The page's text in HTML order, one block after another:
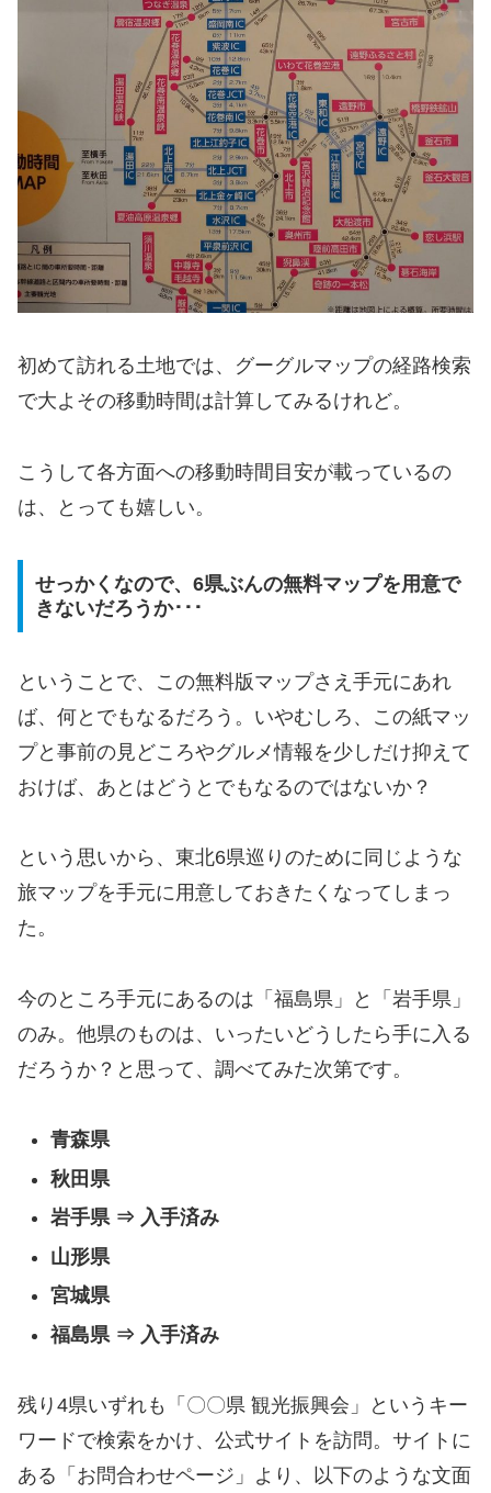
初めて訪れる土地では、グーグルマップの経路検索
で大よその移動時間は計算してみるけれど。
こうして各方面への移動時間目安が載っているの
は、とっても嬉しい。
せっかくなので、6県ぶんの無料マップを用意で
きないだろうか･･･
ということで、この無料版マップさえ手元にあれ
ば、何とでもなるだろう。いやむしろ、この紙マッ
プと事前の見どころやグルメ情報を少しだけ抑えて
おけば、あとはどうとでもなるのではないか？
という思いから、東北6県巡りのために同じような
旅マップを手元に用意しておきたくなってしまっ
た。
今のところ手元にあるのは「福島県」と「岩手県」
のみ。他県のものは、いったいどうしたら手に入る
だろうか？と思って、調べてみた次第です。
青森県
秋田県
岩手県 ⇒ 入手済み
山形県
宮城県
福島県 ⇒ 入手済み
残り4県いずれも「〇〇県 観光振興会」というキー
ワードで検索をかけ、公式サイトを訪問。サイトに
ある「お問合わせページ」より、以下のような文面